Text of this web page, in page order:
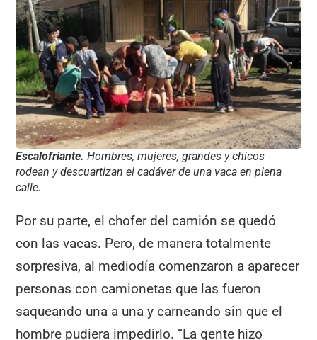
Escalofriante. Hombres, mujeres, grandes y chicos
rodean y descuartizan el cadáver de una vaca en plena
calle.
Por su parte, el chofer del camión se quedó
con las vacas. Pero, de manera totalmente
sorpresiva, al mediodía comenzaron a aparecer
personas con camionetas que las fueron
saqueando una a una y carneando sin que el
hombre pudiera impedirlo. “La gente hizo